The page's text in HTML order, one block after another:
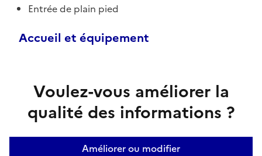
Entrée de plain pied
Accueil et équipement
Voulez-vous améliorer la
qualité des informations ?
Améliorer ou modifier